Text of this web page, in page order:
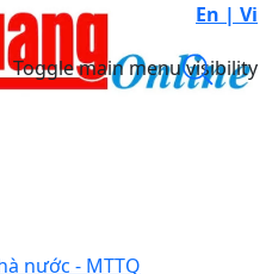
En | Vi
Toggle main menu visibility
nước - MTTQ